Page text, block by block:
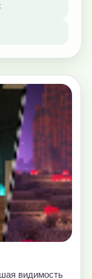
видимость